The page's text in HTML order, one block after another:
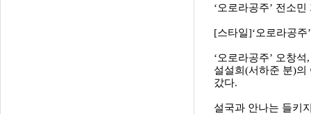
‘오로라공주’ 전소
[스타일]‘오로라공주
‘오로라공주’ 오창
설설희(서하준 분)
갔다.
설국과 안나는 들키